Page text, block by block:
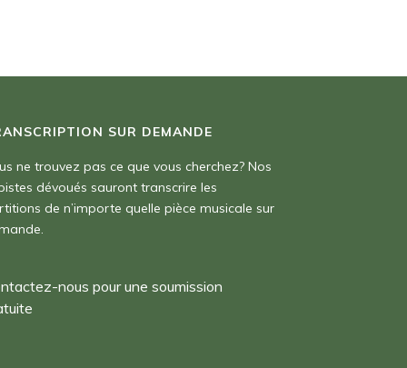
SUR DEMANDE
ne trouvez pas ce que vous cherchez? Nos
dévoués sauront transcrire les
de n’importe quelle pièce musicale sur
nous pour une soumission